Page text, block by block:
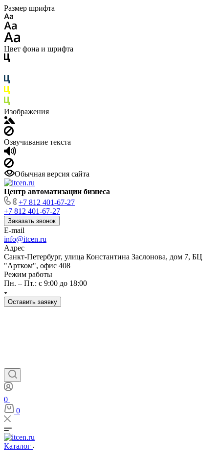
Размер шрифта
Цвет фона и шрифта
Изображения
Озвучивание текста
Обычная версия сайта
Центр автоматизации бизнеса
+7 812 401-67-27
+7 812 401-67-27
Заказать звонок
E-mail
info@itcen.ru
Адрес
Санкт-Петербург, улица Константина Заслонова, дом 7, БЦ
"Артком", офис 408
Режим работы
Пн. – Пт.: с 9:00 до 18:00
Оставить заявку
0
0
Каталог